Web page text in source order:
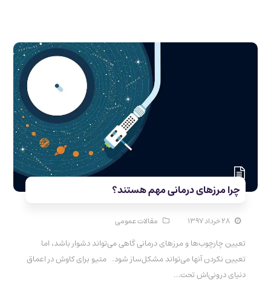
چرا مرزهای درمانی مهم هستند؟
۲۸ خرداد ۱۳۹۷ مقالات عمومی
تعیین چارچوب‌ها و مرزهای درمانی گاهی می‌تواند دشوار باشد، اما
تعیین نکردن آنها می‌تواند مشکل‌ساز شود. متیو برای کاوش در اعماق
دنیای درونی‌اش تحت…